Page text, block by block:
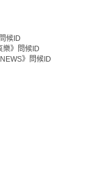
候ID
樂》問候ID
》問候ID